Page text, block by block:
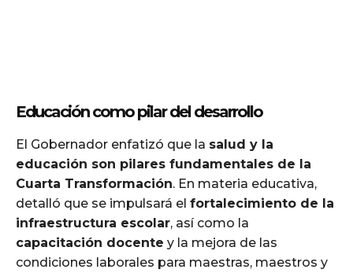
Educación como pilar del desarrollo
El Gobernador enfatizó que la salud y la
educación son pilares fundamentales de la
Cuarta Transformación. En materia educativa,
detalló que se impulsará el fortalecimiento de la
infraestructura escolar, así como la
capacitación docente y la mejora de las
condiciones laborales para maestras, maestros y